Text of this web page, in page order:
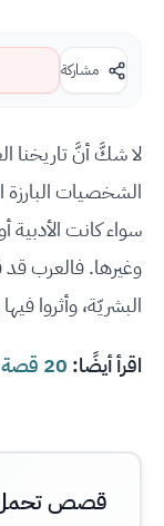
مشاركة
لا شكَّ أنَّ تاريخنا
الشخصيات البارزة
سواء كانت الأدبية
وغيرها. فالعرب قد
البشريّة، وأثروا
اقرأ أيضًا: 20 قصة قصيرة ذات دروس قيمة
قصص تحمل